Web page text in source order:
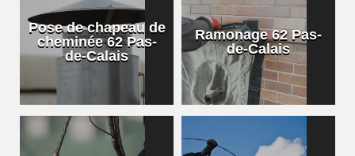
Pose de chapeau de
cheminée 62 Pas-
de-Calais
Ramonage 62 Pas-
de-Calais